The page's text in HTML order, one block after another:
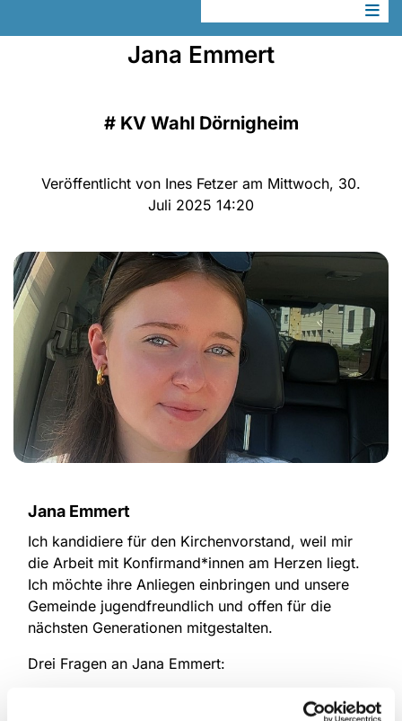
Jana Emmert
# KV Wahl Dörnigheim
Veröffentlicht von Ines Fetzer am Mittwoch, 30.
Juli 2025 14:20
Jana Emmert
Ich kandidiere für den Kirchenvorstand, weil mir
die Arbeit mit Konfirmand*innen am Herzen liegt.
Ich möchte ihre Anliegen einbringen und unsere
Gemeinde jugendfreundlich und offen für die
nächsten Generationen mitgestalten.
Drei Fragen an Jana Emmert:
1️⃣Was motiviert dich Teil des Kirchenvorstandes